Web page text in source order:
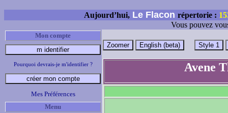
Aujourd’hui, Le Flacon répertorie :
Vous pouvez
Mon compte
Pourquoi devrais-je m'identifier ?
Mes Préférences
Menu
Avene